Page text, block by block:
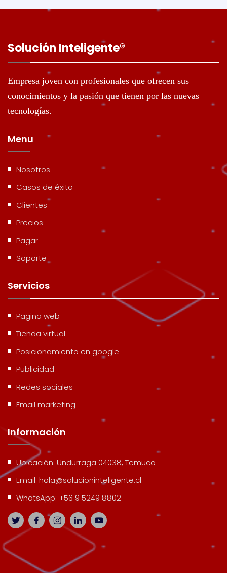
Solución Inteligente®️
Empresa joven con profesionales que ofrecen sus
conocimientos y la pasión que tienen por las nuevas
tecnologías.
Menu
Nosotros
Casos de éxito
Clientes
Precios
Pagar
Soporte
Servicios
Pagina web
Tienda virtual
Posicionamiento en google
Publicidad
Redes sociales
Email marketing
Información
Ubicación: Undurraga 04038, Temuco
Email: hola@solucioninteligente.cl
WhatsApp: +56 9 5249 8802